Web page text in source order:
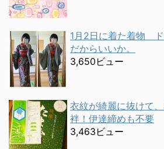
1月2日に着た着物
だからいいか。
3,650ビュー
衣紋が綺麗に抜けて
袢！伊達締めも不要
3,463ビュー